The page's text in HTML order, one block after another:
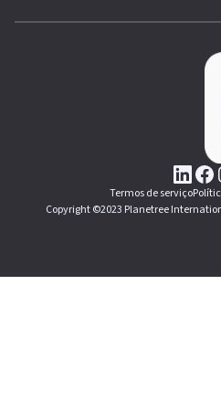
Termos de serviço
Copyright ©2023 Planetree